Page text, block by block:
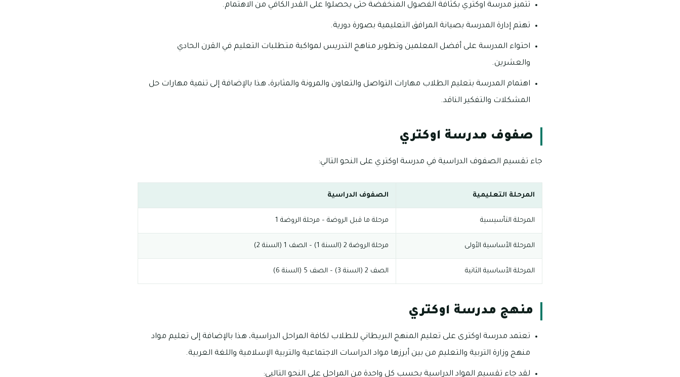
تتميز مدرسة اوكتري بكثافة الفصول المنخفضة حتى يحصلوا على القدر الكافي من الاهتمام.
تهتم إدارة المدرسة بصيانة المرافق التعليمية بصورة دورية.
احتواء المدرسة على أفضل المعلمين وتطوير مناهج التدريس لمواكبة متطلبات التعليم في القرن الحادي
والعشرين.
اهتمام المدرسة بتعليم الطلاب مهارات التواصل والتعاون والمرونة والمثابرة، هذا بالإضافة إلى تنمية مهارات حل
المشكلات والتفكير الناقد.
صفوف مدرسة اوكتري
جاء تقسيم الصفوف الدراسية في مدرسة اوكتري على النحو التالي:
المرحلة التعليمية الصفوف الدراسية
المرحلة التأسيسية مرحلة ما قبل الروضة – مرحلة الروضة 1
المرحلة الأساسية الأولى مرحلة الروضة 2 (السنة 1) – الصف 1 (السنة 2)
المرحلة الأساسية الثانية الصف 2 (السنة 3) – الصف 5 (السنة 6)
منهج مدرسة اوكتري
تعتمد مدرسة اوكترى على تعليم المنهج البريطاني للطلاب لكافة المراحل الدراسية، هذا بالإضافة إلى تعليم مواد
منهج وزارة التربية والتعليم من بين أبرزها مواد الدراسات الاجتماعية والتربية الإسلامية واللغة العربية.
لقد جاء تقسيم المواد الدراسية بحسب كل واحدة من المراحل على النحو التاليي: